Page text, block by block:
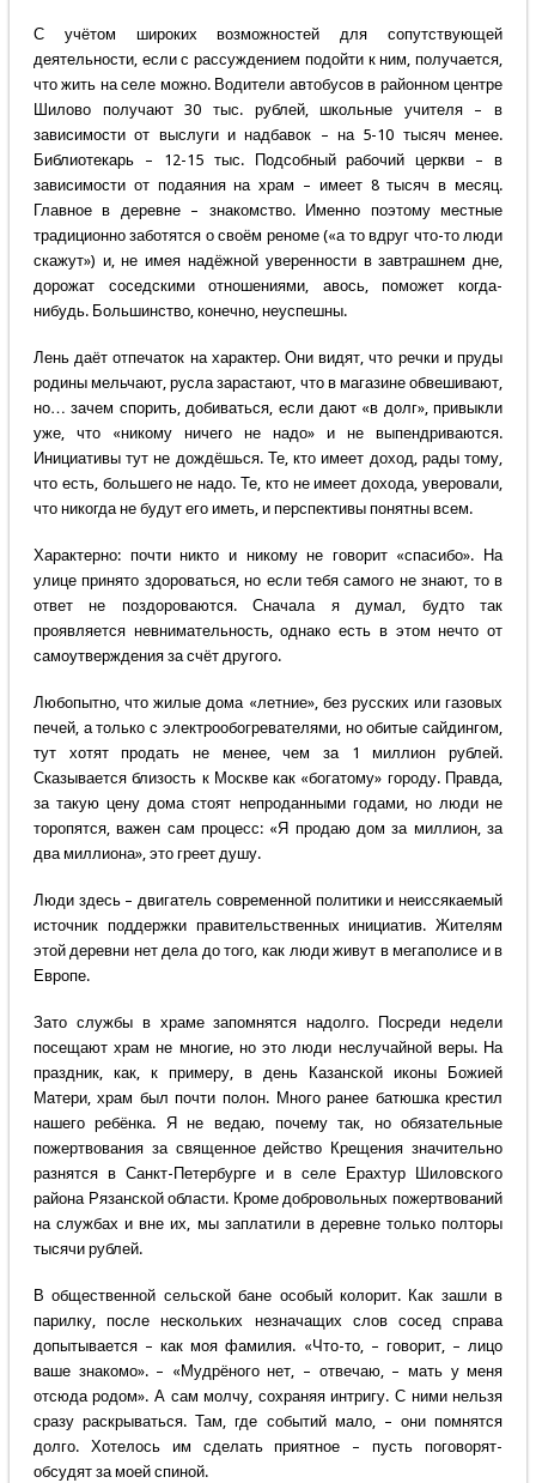
С учётом широких возможностей для сопутствующей
деятельности, если с рассуждением подойти к ним, получается,
что жить на селе можно. Водители автобусов в районном центре
Шилово получают 30 тыс. рублей, школьные учителя – в
зависимости от выслуги и надбавок – на 5-10 тысяч менее.
Библиотекарь – 12-15 тыс. Подсобный рабочий церкви – в
зависимости от подаяния на храм – имеет 8 тысяч в месяц.
Главное в деревне – знакомство. Именно поэтому местные
традиционно заботятся о своём реноме («а то вдруг что-то люди
скажут») и, не имея надёжной уверенности в завтрашнем дне,
дорожат соседскими отношениями, авось, поможет когда-
нибудь. Большинство, конечно, неуспешны.
Лень даёт отпечаток на характер. Они видят, что речки и пруды
родины мельчают, русла зарастают, что в магазине обвешивают,
но… зачем спорить, добиваться, если дают «в долг», привыкли
уже, что «никому ничего не надо» и не выпендриваются.
Инициативы тут не дождёшься. Те, кто имеет доход, рады тому,
что есть, большего не надо. Те, кто не имеет дохода, уверовали,
что никогда не будут его иметь, и перспективы понятны всем.
Характерно: почти никто и никому не говорит «спасибо». На
улице принято здороваться, но если тебя самого не знают, то в
ответ не поздороваются. Сначала я думал, будто так
проявляется невнимательность, однако есть в этом нечто от
самоутверждения за счёт другого.
Любопытно, что жилые дома «летние», без русских или газовых
печей, а только с электрообогревателями, но обитые сайдингом,
тут хотят продать не менее, чем за 1 миллион рублей.
Сказывается близость к Москве как «богатому» городу. Правда,
за такую цену дома стоят непроданными годами, но люди не
торопятся, важен сам процесс: «Я продаю дом за миллион, за
два миллиона», это греет душу.
Люди здесь – двигатель современной политики и неиссякаемый
источник поддержки правительственных инициатив. Жителям
этой деревни нет дела до того, как люди живут в мегаполисе и в
Европе.
Зато службы в храме запомнятся надолго. Посреди недели
посещают храм не многие, но это люди неслучайной веры. На
праздник, как, к примеру, в день Казанской иконы Божией
Матери, храм был почти полон. Много ранее батюшка крестил
нашего ребёнка. Я не ведаю, почему так, но обязательные
пожертвования за священное действо Крещения значительно
разнятся в Санкт-Петербурге и в селе Ерахтур Шиловского
района Рязанской области. Кроме добровольных пожертвований
на службах и вне их, мы заплатили в деревне только полторы
тысячи рублей.
В общественной сельской бане особый колорит. Как зашли в
парилку, после нескольких незначащих слов сосед справа
допытывается – как моя фамилия. «Что-то, – говорит, – лицо
ваше знакомо». – «Мудрёного нет, – отвечаю, – мать у меня
отсюда родом». А сам молчу, сохраняя интригу. С ними нельзя
сразу раскрываться. Там, где событий мало, – они помнятся
долго. Хотелось им сделать приятное – пусть поговорят-
обсудят за моей спиной.